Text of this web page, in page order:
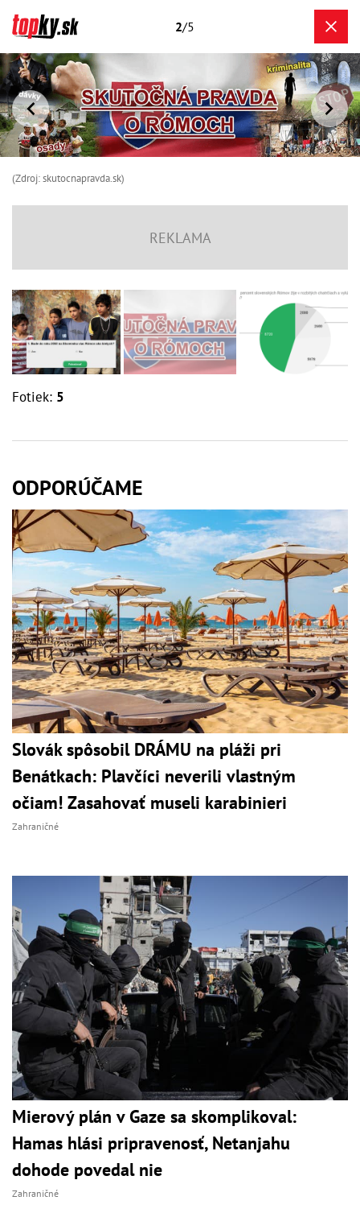
2/5
(Zdroj: skutocnapravda.sk)
Fotiek: 5
ODPORÚČAME
Slovák spôsobil DRÁMU na pláži pri
Benátkach: Plavčíci neverili vlastným
očiam! Zasahovať museli karabinieri
Zahraničné
Mierový plán v Gaze sa skomplikoval:
Hamas hlási pripravenosť, Netanjahu
dohode povedal nie
Zahraničné